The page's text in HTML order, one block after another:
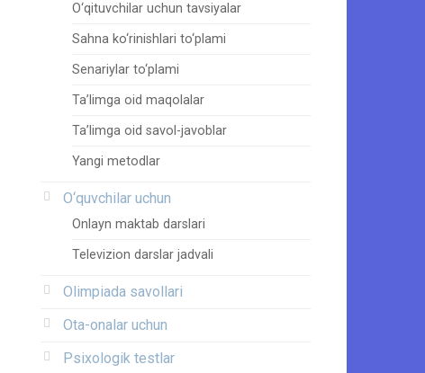
O‘qituvchilar uchun tavsiyalar
Sahna ko‘rinishlari to‘plami
Senariylar to‘plami
Ta’limga oid maqolalar
Ta’limga oid savol-javoblar
Yangi metodlar
O‘quvchilar uchun
Onlayn maktab darslari
Televizion darslar jadvali
Olimpiada savollari
Ota-onalar uchun
Psixologik testlar